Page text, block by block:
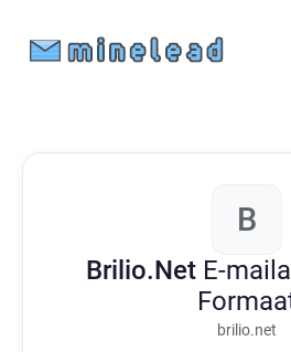
B
Brilio.Net E-
brilio.net